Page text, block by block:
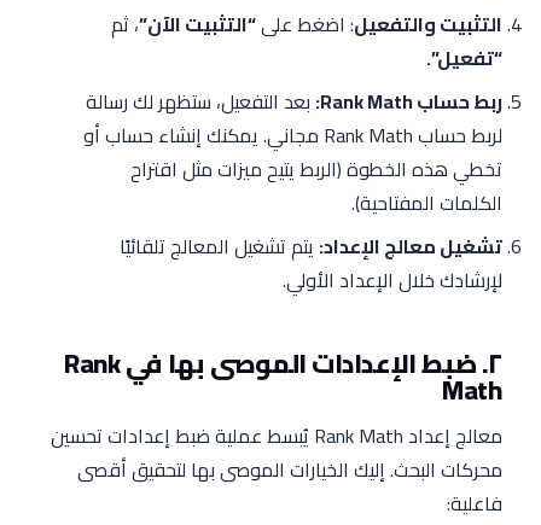
التثبيت والتفعيل: اضغط على“التثبيت الآن”، ثم
“تفعيل”.
ربط حساب Rank Math:
بعد التفعيل، ستظهر لك رسالة
لربط حساب Rank Math مجاني. يمكنك إنشاء حساب أو
تخطي هذه الخطوة (الربط يتيح ميزات مثل اقتراح
الكلمات المفتاحية).
تشغيل معالج الإعداد: يتم تشغيل المعالج تلقائيًا
لإرشادك خلال الإعداد الأولي.
٢. ضبط الإعدادات الموصى بها في Rank
Math
معالج إعداد Rank Math يُبسط عملية ضبط إعدادات تحسين
محركات البحث. إليك الخيارات الموصى بها لتحقيق أقصى
فاعلية: